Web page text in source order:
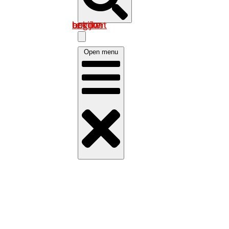
Log in om uw account te bekijken
Open menu